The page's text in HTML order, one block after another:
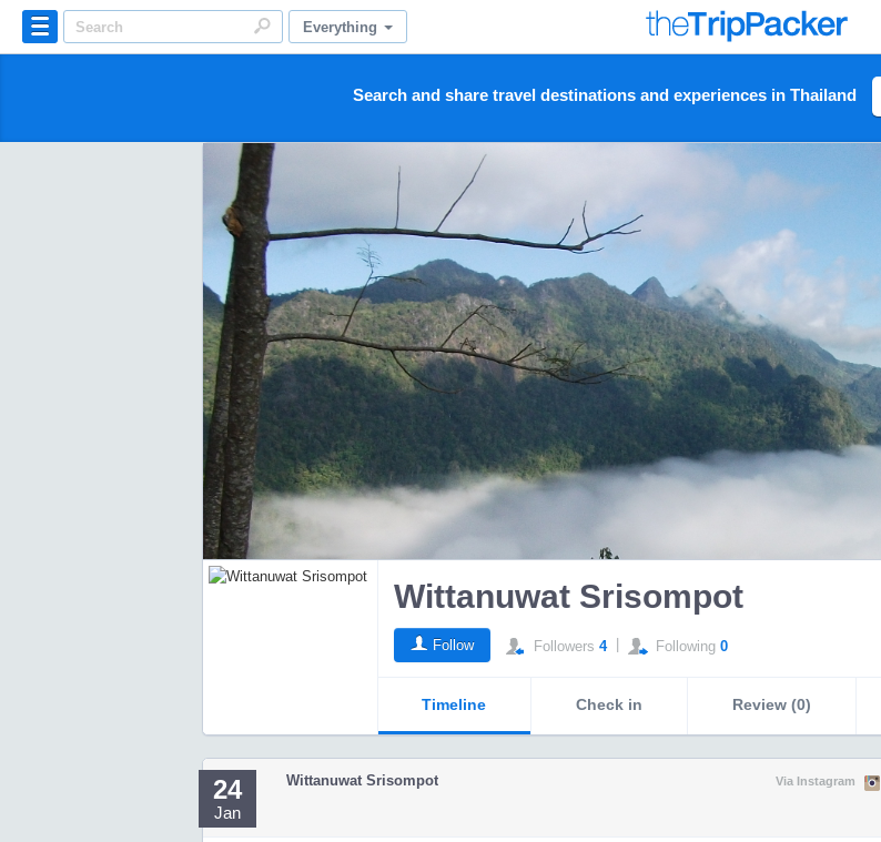
Everything
Search and share travel destinations and experiences in Thailand
Wittanuwat Srisompot
Follow Followers 4| Following 0
Timeline Check in Review (0)
24
Jan
Via Instagram
Wittanuwat Srisompot